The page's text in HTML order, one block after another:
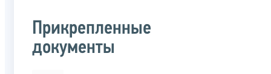
Прикрепленные
документы